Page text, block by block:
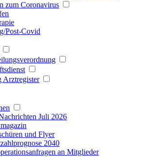
zum Coronavirus
Post-Covid
Arztregister
Juli 2026
und Flyer
2040
an Mitglieder